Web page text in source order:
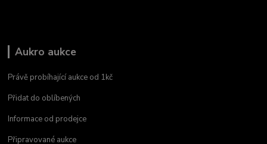
Aukro aukce
Právě probíhající aukce od 1kč
Přidat do oblíbených
Informace od prodejce
Připravované aukce